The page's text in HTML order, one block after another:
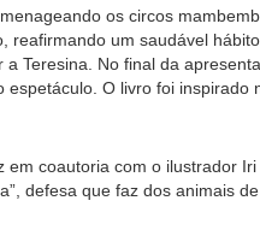
os circos
um saudável
Teresina. No final da
O livro foi inspirado
coautoria com o ilustrador
defesa que faz dos animais de